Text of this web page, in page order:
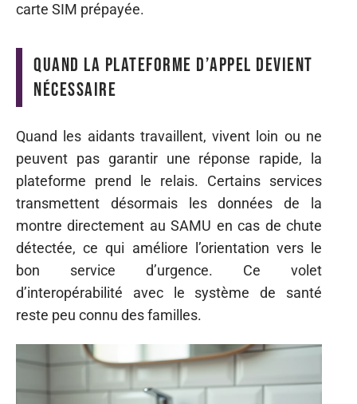
carte SIM prépayée.
Quand la plateforme d’appel devient
nécessaire
Quand les aidants travaillent, vivent loin ou ne
peuvent pas garantir une réponse rapide, la
plateforme prend le relais. Certains services
transmettent désormais les données de la
montre directement au SAMU en cas de chute
détectée, ce qui améliore l’orientation vers le
bon service d’urgence. Ce volet
d’interopérabilité avec le système de santé
reste peu connu des familles.